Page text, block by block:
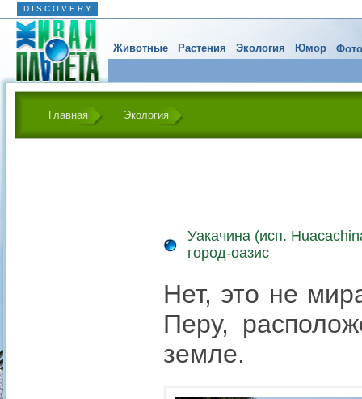
D I S C O V E R Y
Животные Растения Экология Юмор
Главная Экология
Уакачина (исп.
город-оазис
Нет, это не
Перу,
земле.